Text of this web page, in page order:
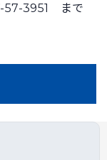
57-3951 まで